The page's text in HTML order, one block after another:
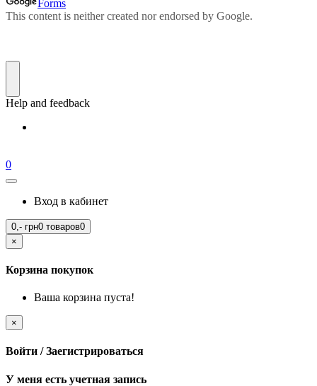
0
Вход в кабинет
0,- грн0 товаров0
×
Корзина покупок
Ваша корзина пуста!
×
Войти / Заегистрироваться
У меня есть учетная запись